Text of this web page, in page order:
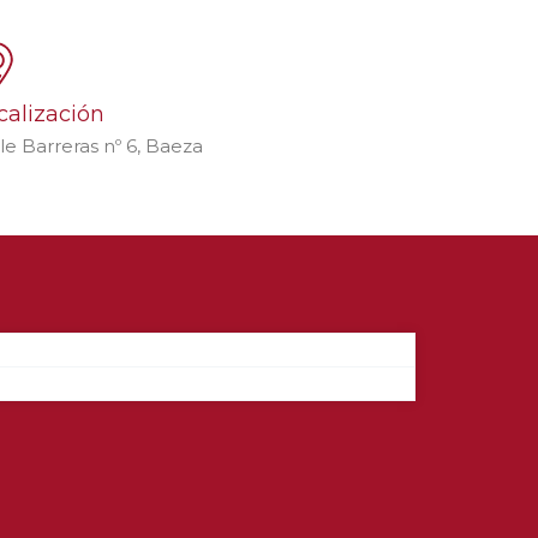
Barreras nº 6, Baeza